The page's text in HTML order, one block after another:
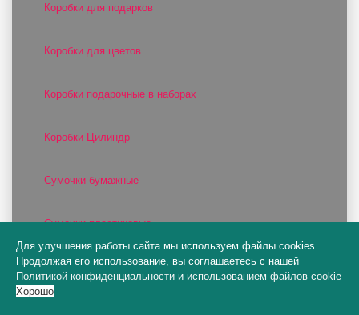
Коробки для подарков
Коробки для цветов
Коробки подарочные в наборах
Коробки Цилиндр
Сумочки бумажные
Сумочки пластиковые
Цилиндры и конусы для цветов
Для улучшения работы сайта мы используем файлы cookies.
Продолжая его использование, вы соглашаетесь с нашей
Политикой конфиденциальности и использованием файлов cookie
Хорошо